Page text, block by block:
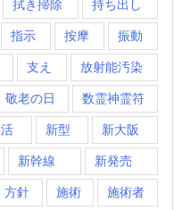
拭き掃除 持ち出し
指示 按摩 振動
支え 放射能汚染
敬老の日 数霊神霊符
新型 新大阪
新幹線 新発売
方針 施術 施術者